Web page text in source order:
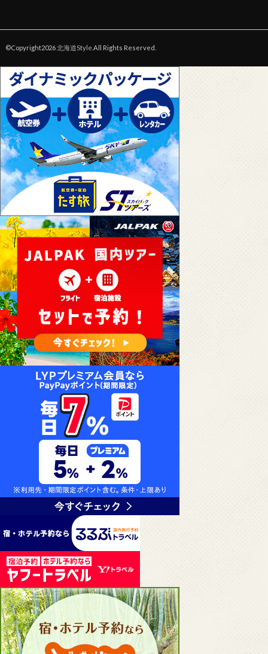
©Copyright2026北海道Style .All Rights Reserved.